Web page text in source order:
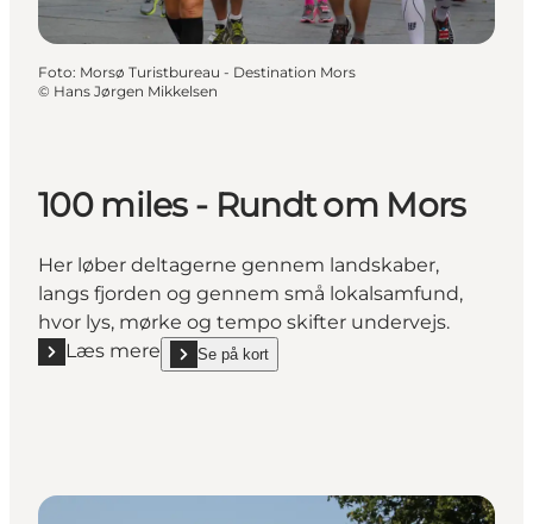
Foto: Morsø Turistbureau - Destination Mors
© Hans Jørgen Mikkelsen
100 miles - Rundt om Mors
Her løber deltagerne gennem landskaber,
langs fjorden og gennem små lokalsamfund,
hvor lys, mørke og tempo skifter undervejs.
Læs mere
Læs mere "100 miles - Rundt om Mors"
Se på kort
show 100 miles - Rundt om Mors on_map